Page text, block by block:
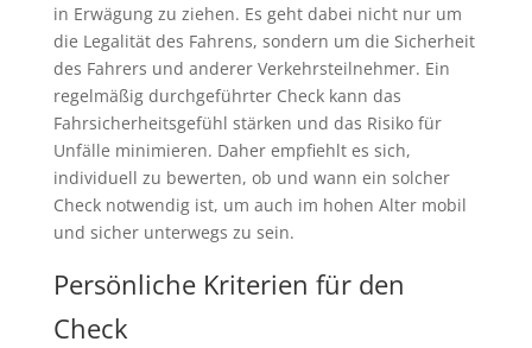
in Erwägung zu ziehen. Es geht dabei nicht nur um
die Legalität des Fahrens, sondern um die Sicherheit
des Fahrers und anderer Verkehrsteilnehmer. Ein
regelmäßig durchgeführter Check kann das
Fahrsicherheitsgefühl stärken und das Risiko für
Unfälle minimieren. Daher empfiehlt es sich,
individuell zu bewerten, ob und wann ein solcher
Check notwendig ist, um auch im hohen Alter mobil
und sicher unterwegs zu sein.
Persönliche Kriterien für den
Check